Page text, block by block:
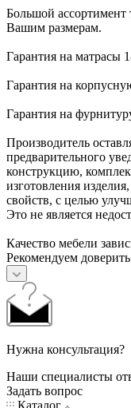
Большой ассортимент
Вашим размерам.
Гарантия на матрасы
Гарантия на
Гарантия на
Производитель
предварительного
конструкцию,
изготовления
свойств, с целью
Это не является
Качество мебели
Рекомендуем
Нужна консультация?
Наши специалисты
Задать вопрос
Каталог